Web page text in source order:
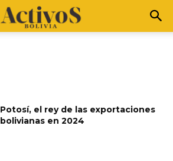
Potosí, el rey de las exportaciones
bolivianas en 2024